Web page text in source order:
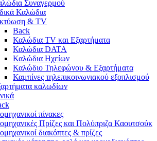
Συναγερμού
Καλώδια
& TV
Back
Καλώδια TV και Εξαρτήματα
Καλώδια DATA
Καλώδια Ηχείων
Καλώδιο Τηλεφώνου & Εξαρτήματα
Καμπίνες τηλεπικοινωνιακού εξοπλισμού
καλωδίων
πίνακες
Πρίζες και Πολύπριζα Καουτσούκ
διακόπτες & πρίζες